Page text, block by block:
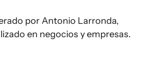
por Antonio Larronda,
en negocios y empresas.